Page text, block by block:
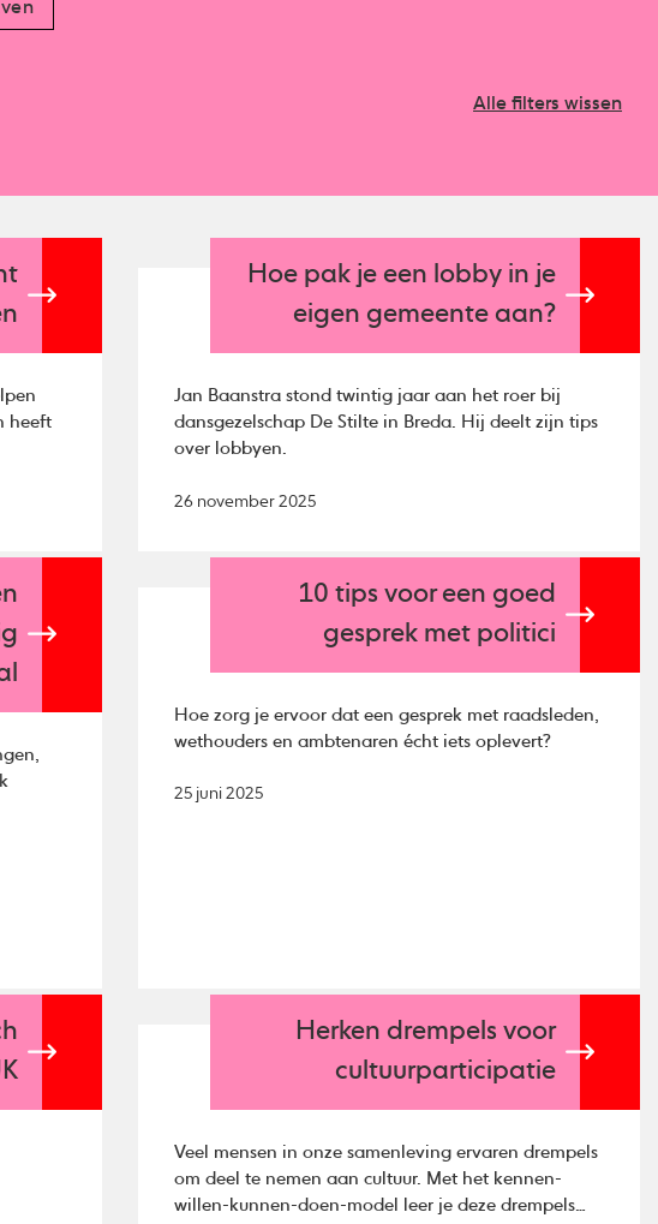
Alle filters wissen
heeft
Hoe pak je een lobby in je
eigen gemeente aan?
Jan Baanstra stond twintig jaar aan het roer bij
dansgezelschap De Stilte in Breda. Hij deelt zijn tips
over lobbyen.
26 november 2025
10 tips voor een goed
gesprek met politici
Hoe zorg je ervoor dat een gesprek met raadsleden,
wethouders en ambtenaren écht iets oplevert?
25 juni 2025
Herken drempels voor
cultuurparticipatie
Veel mensen in onze samenleving ervaren drempels
om deel te nemen aan cultuur. Met het kennen-
willen-kunnen-doen-model leer je deze drempels